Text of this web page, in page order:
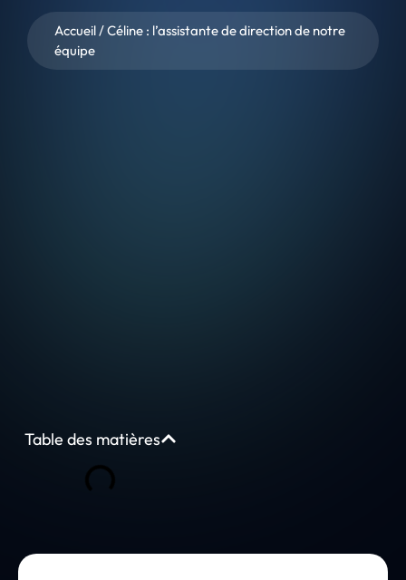
Accueil/Céline : l’assistante de direction de notre
équipe
Table des matières